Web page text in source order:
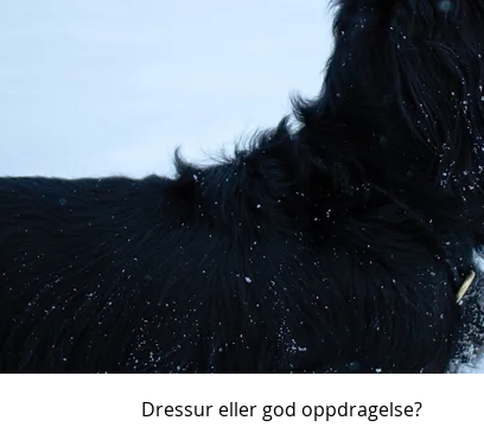
Dressur eller god oppdragelse?